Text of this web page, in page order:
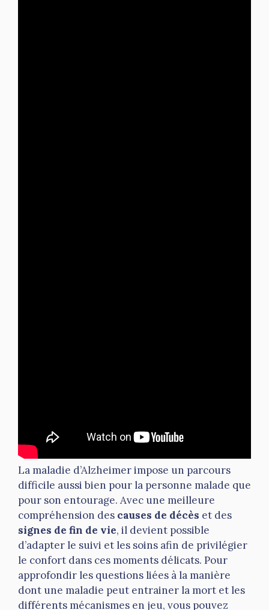
La maladie d’Alzheimer impose un parcours
difficile aussi bien pour la personne malade que
pour son entourage. Avec une meilleure
compréhension des causes de décès et des
signes de fin de vie, il devient possible
d’adapter le suivi et les soins afin de privilégier
le confort dans ces moments délicats. Pour
approfondir les questions liées à la manière
dont une maladie peut entrainer la mort et les
différents mécanismes en jeu, vous pouvez